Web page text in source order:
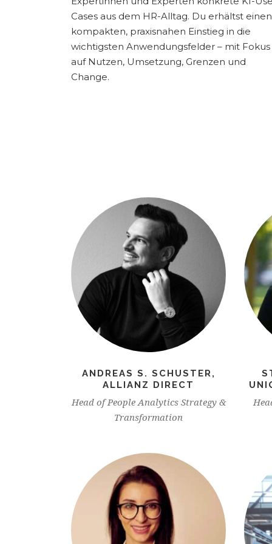
Cases aus dem HR-Alltag. Du erhältst einen
kompakten, praxisnahen Einstieg in die
wichtigsten Anwendungsfelder – mit Fokus
auf Nutzen, Umsetzung, Grenzen und
Change.
ANDREAS S. SCHUSTER,
ALLIANZ DIRECT
Head of People Analytics Strategy &
Transformation